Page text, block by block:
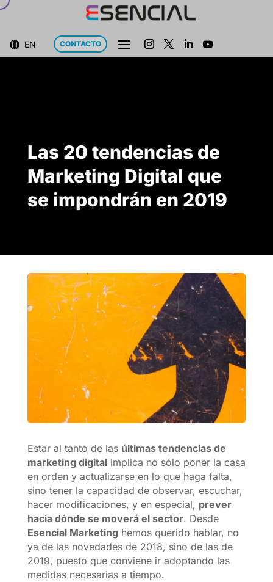
 EN CONTACTO
Las 20 tendencias de
Marketing Digital que
se impondrán en 2019
Estar al tanto de las últimas tendencias de
marketing digitalimplica no sólo poner la casa
en orden y actualizarse en lo que haga falta,
sino tener la capacidad de observar, escuchar,
hacer modificaciones, y en especial, prever
hacia dónde se moverá el sector. Desde
Esencial Marketing hemos querido hablar, no
ya de las novedades de 2018, sino de las de
2019, puesto que conviene ir adoptando las
medidas necesarias a tiempo.